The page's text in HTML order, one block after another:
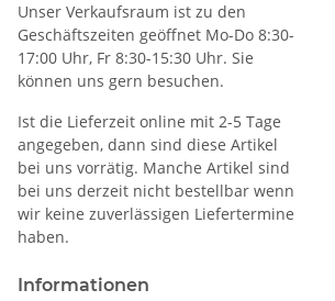
Unser Verkaufsraum ist zu den
Geschäftszeiten geöffnet Mo-Do 8:30-
17:00 Uhr, Fr 8:30-15:30 Uhr. Sie
können uns gern besuchen.
Ist die Lieferzeit online mit 2-5 Tage
angegeben, dann sind diese Artikel
bei uns vorrätig. Manche Artikel sind
bei uns derzeit nicht bestellbar wenn
wir keine zuverlässigen Liefertermine
haben.
Informationen